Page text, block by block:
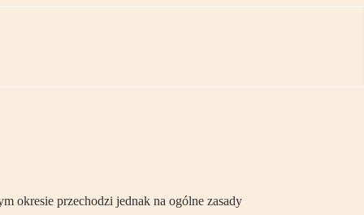
okresie przechodzi jednak na ogólne zasady